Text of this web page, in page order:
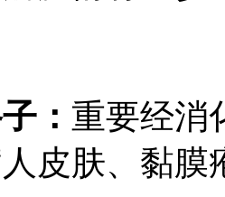
： 重要经消
皮肤、黏膜